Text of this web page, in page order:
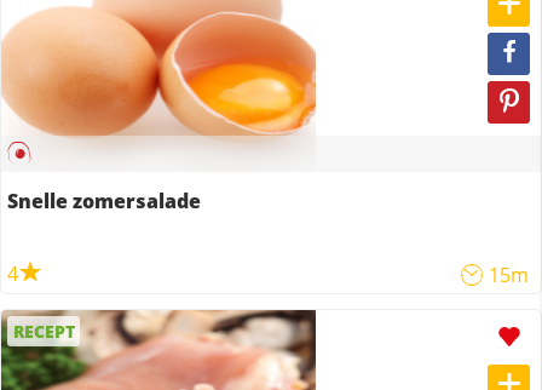
Snelle zomersalade
4 15m
RECEPT